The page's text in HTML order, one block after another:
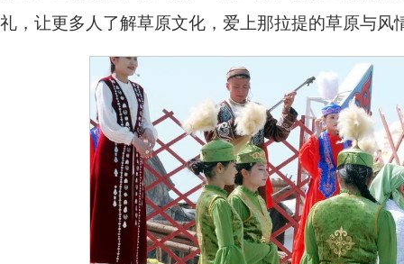
礼，让更多人了解草原文化，爱上那拉提的草原与风